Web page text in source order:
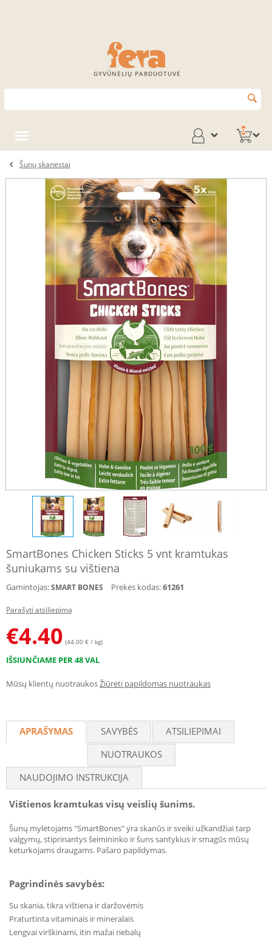
GYVŪNĖLIŲ PARDUOTUVĖ
0
Šunų skanėstai
SmartBones Chicken Sticks 5 vnt kramtukas
šuniukams su vištiena
Gamintojas:SMART BONES Prekės kodas:61261
Parašyti atsiliepimą
€4.40 (44.00 € / kg)
IŠSIUNČIAME PER 48 VAL
Mūsų klientų nuotraukosŽiūrėti papildomas nuotraukas
APRAŠYMAS SAVYBĖS
ATSILIEPIMAI
NUOTRAUKOS
NAUDOJIMO INSTRUKCIJA
Vištienos kramtukas visų veislių šunims.
Šunų mylėtojams "SmartBones" yra skanūs ir sveiki užkandžiai tarp
valgymų, stiprinantys šeimininko ir šuns santykius ir smagūs mūsų
keturkojams draugams. Pašaro papildymas.
Pagrindinės savybės:
Su skania, tikra vištiena ir daržovėmis
Praturtinta vitaminais ir mineralais
Lengvai virškinami, itin mažai riebalų